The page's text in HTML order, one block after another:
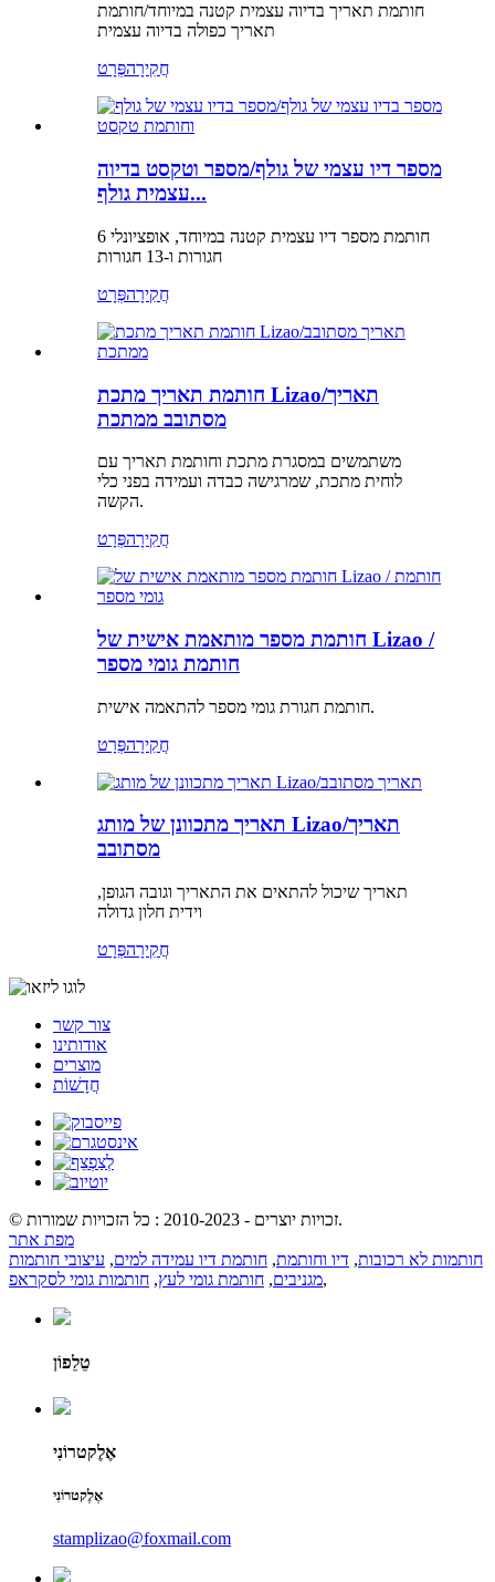
חותמת תאריך בדיוה עצמית קטנה במיוחד/חותמת
תאריך כפולה בדיוה עצמית
חֲקִירָהפְּרָט
מספר דיו עצמי של גולף/מספר וטקסט בדיוה
עצמית גולף...
חותמת מספר דיו עצמית קטנה במיוחד, אופציונלי 6
חגורות ו-13 חגורות
חֲקִירָהפְּרָט
חותמת תאריך מתכת Lizao/תאריך
מסתובב ממתכת
משתמשים במסגרת מתכת וחותמת תאריך עם
לוחית מתכת, שמרגישה כבדה ועמידה בפני כלי
הקשה.
חֲקִירָהפְּרָט
חותמת מספר מותאמת אישית של Lizao /
חותמת גומי מספר
חותמת חגורת גומי מספר להתאמה אישית.
חֲקִירָהפְּרָט
תאריך מתכוונן של מותג Lizao/תאריך
מסתובב
תאריך שיכול להתאים את התאריך וגובה הגופן,
וידית חלון גדולה
חֲקִירָהפְּרָט
צור קשר
אודותינו
מוצרים
חֲדָשׁוֹת
© זכויות יוצרים - 2010-2023 : כל הזכויות שמורות.
מפת אתר
חותמות לא רכובות, דיו וחותמת, חותמת דיו עמידה למים, עיצובי חותמות
מגניבים, חותמת גומי לעץ, חותמות גומי לסקראפ ,
טֵלֵפוֹן
אֶלֶקטרוֹנִי
אֶלֶקטרוֹנִי
stamplizao@foxmail.com